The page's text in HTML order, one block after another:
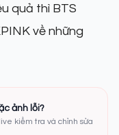
quả thì BTS
về những
ảnh lỗi?
kiểm tra và chỉnh sửa